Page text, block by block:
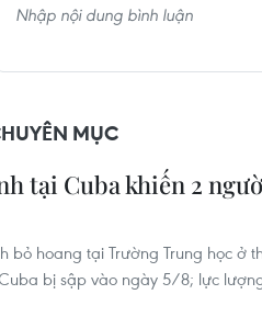
MỤC
tại Cuba khiến 2
bỏ hoang tại Trường Trung học ở
bị sập vào ngày 5/8; lực